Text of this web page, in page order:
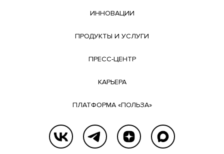
ИННОВАЦИИ
ПРОДУКТЫ И УСЛУГИ
ПРЕСС-ЦЕНТР
КАРЬЕРА
ПЛАТФОРМА «ПОЛЬЗА»